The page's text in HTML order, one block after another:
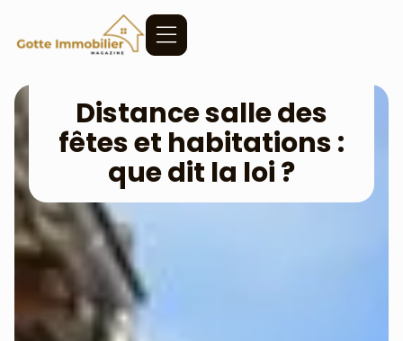
Distance salle des
fêtes et habitations :
que dit la loi ?